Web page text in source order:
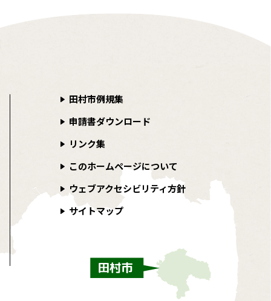
田村市例規集
申請書ダウンロード
リンク集
このホームページについて
ウェブアクセシビリティ方針
サイトマップ